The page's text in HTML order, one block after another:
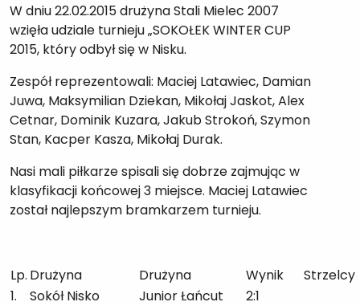
W dniu 22.02.2015 drużyna Stali Mielec 2007
wzięła udziale turnieju „SOKOŁEK WINTER CUP
2015, który odbył się w Nisku.
Zespół reprezentowali: Maciej Latawiec, Damian
Juwa, Maksymilian Dziekan, Mikołaj Jaskot, Alex
Cetnar, Dominik Kuzara, Jakub Strokoń, Szymon
Stan, Kacper Kasza, Mikołaj Durak.
Nasi mali piłkarze spisali się dobrze zajmując w
klasyfikacji końcowej 3 miejsce. Maciej Latawiec
został najlepszym bramkarzem turnieju.
Lp. Drużyna Drużyna Wynik
Strzelcy
1.
Sokół Nisko Junior Łańcut
2:1